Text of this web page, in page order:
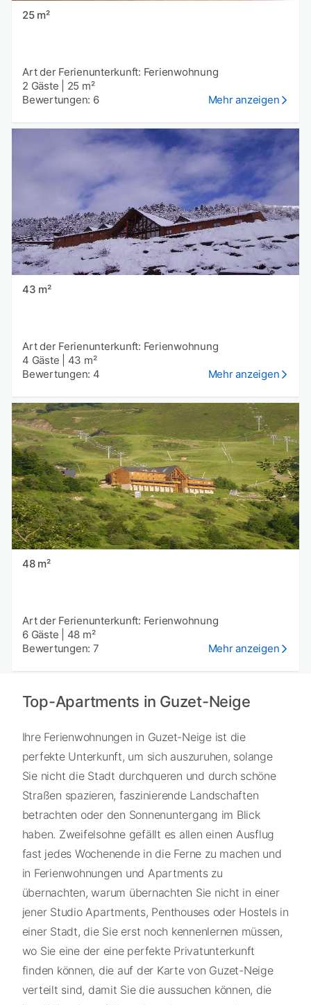
25 m²
Art der Ferienunterkunft: Ferienwohnung
2 Gäste
25 m²
Bewertungen: 6
Mehr anzeigen
43 m²
Art der Ferienunterkunft: Ferienwohnung
4 Gäste
43 m²
Bewertungen: 4
Mehr anzeigen
48 m²
Art der Ferienunterkunft: Ferienwohnung
6 Gäste
48 m²
Bewertungen: 7
Mehr anzeigen
Top-Apartments in Guzet-Neige
Ihre Ferienwohnungen in Guzet-Neige ist die
perfekte Unterkunft, um sich auszuruhen, solange
Sie nicht die Stadt durchqueren und durch schöne
Straßen spazieren, faszinierende Landschaften
betrachten oder den Sonnenuntergang im Blick
haben. Zweifelsohne gefällt es allen einen Ausflug
fast jedes Wochenende in die Ferne zu machen und
in Ferienwohnungen und Apartments zu
übernachten, warum übernachten Sie nicht in einer
jener Studio Apartments, Penthouses oder Hostels in
einer Stadt, die Sie erst noch kennenlernen müssen,
wo Sie eine der eine perfekte Privatunterkunft
finden können, die auf der Karte von Guzet-Neige
verteilt sind, damit Sie die aussuchen können, die